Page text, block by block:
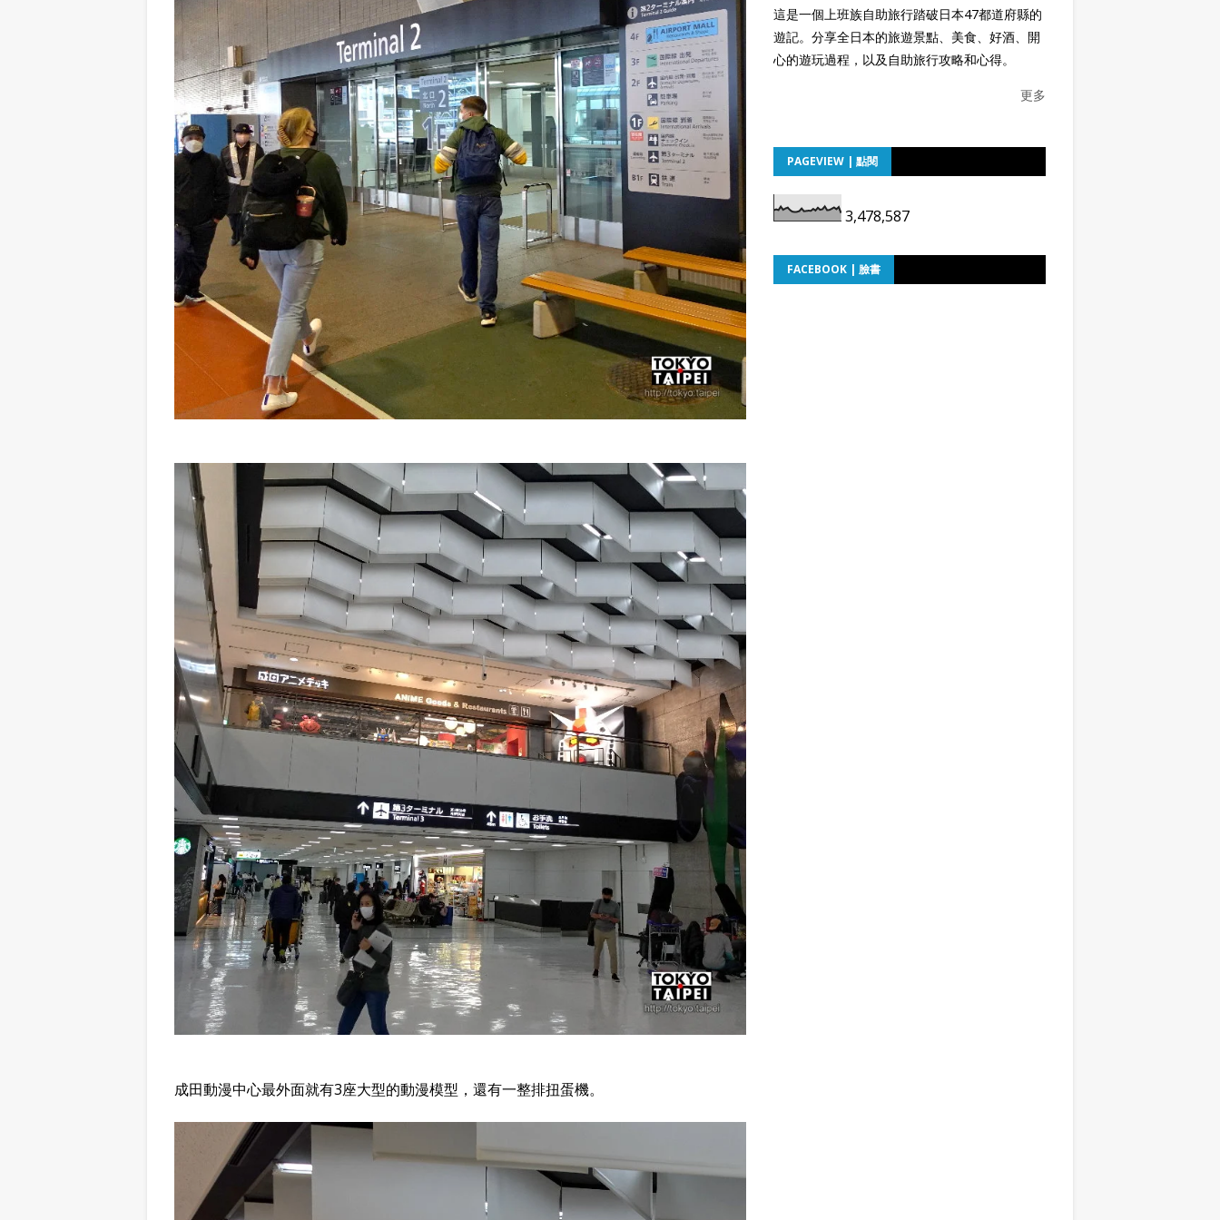
成田動漫中心最外面就有3座大型的動漫模型，還有一整排扭蛋機。
這是一個上班族自助旅行踏破日本47都道府縣的
遊記。分享全日本的旅遊景點、美食、好酒、開
心的遊玩過程，以及自助旅行攻略和心得。
更多
PAGEVIEW | 點閱
3,478,587
FACEBOOK | 臉書